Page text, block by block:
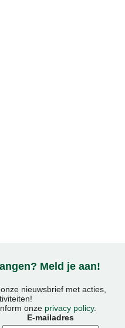
Meld je aan!
nieuwsbrief met acties,
onze privacy policy.
E-mailadres